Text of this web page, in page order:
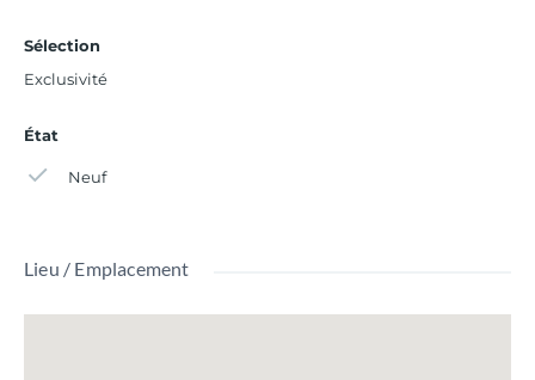
Sélection
Exclusivité
État
Neuf
Lieu / Emplacement